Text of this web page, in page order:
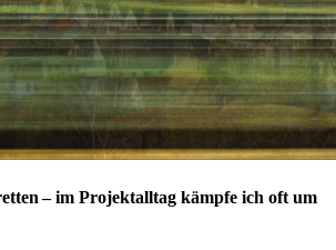
– im Projektalltag kämpfe ich oft um